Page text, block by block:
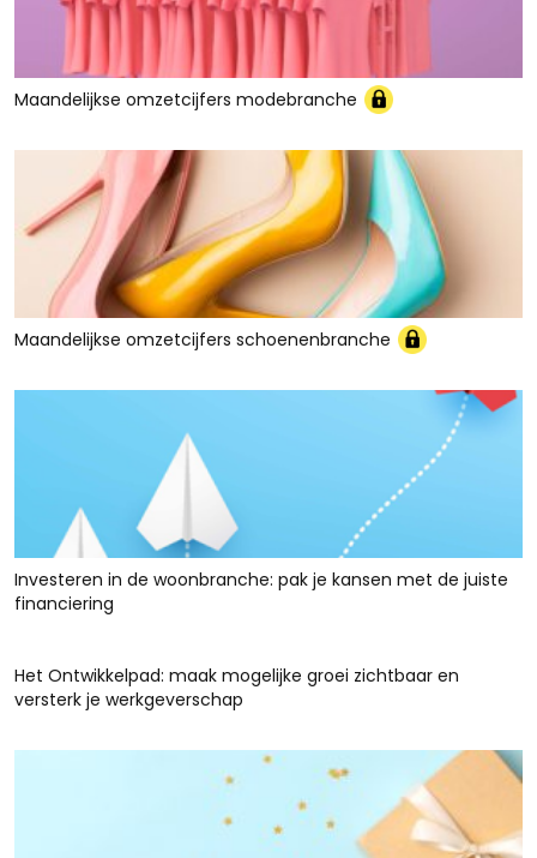
Maandelijkse omzetcijfers modebranche
Maandelijkse omzetcijfers schoenenbranche
Investeren in de woonbranche: pak je kansen met de juiste
financiering
Het Ontwikkelpad: maak mogelijke groei zichtbaar en
versterk je werkgeverschap